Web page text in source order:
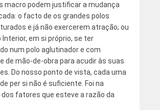
macro podem justificar a mudança
o facto de os grandes polos
e já não exercerem atração; ou
em si próprio, se ter
num polo aglutinador e com
de mão-de-obra para acudir às suas
Do nosso ponto de vista, cada uma
per si não é suficiente. Foi na
fatores que esteve a razão da